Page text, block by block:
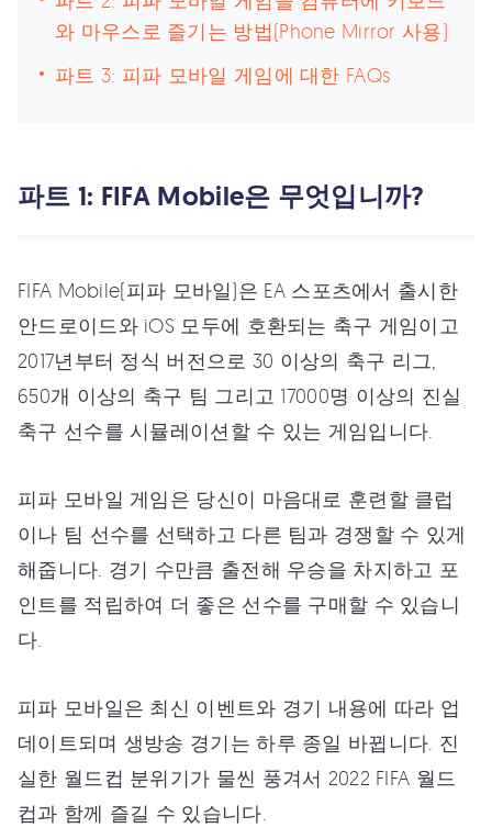
와 마우스로 즐기는 방법(Phone Mirror 사용)
파트 3: 피파 모바일 게임에 대한 FAQs
파트 1: FIFA Mobile은 무엇입니까?
FIFA Mobile(피파 모바일)은 EA 스포츠에서 출시한
안드로이드와 iOS 모두에 호환되는 축구 게임이고
2017년부터 정식 버전으로 30 이상의 축구 리그,
650개 이상의 축구 팀 그리고 17000명 이상의 진실
축구 선수를 시뮬레이션할 수 있는 게임입니다.
피파 모바일 게임은 당신이 마음대로 훈련할 클럽
이나 팀 선수를 선택하고 다른 팀과 경쟁할 수 있게
해줍니다. 경기 수만큼 출전해 우승을 차지하고 포
인트를 적립하여 더 좋은 선수를 구매할 수 있습니
다.
피파 모바일은 최신 이벤트와 경기 내용에 따라 업
데이트되며 생방송 경기는 하루 종일 바뀝니다. 진
실한 월드컵 분위기가 물씬 풍겨서 2022 FIFA 월드
컵과 함께 즐길 수 있습니다.